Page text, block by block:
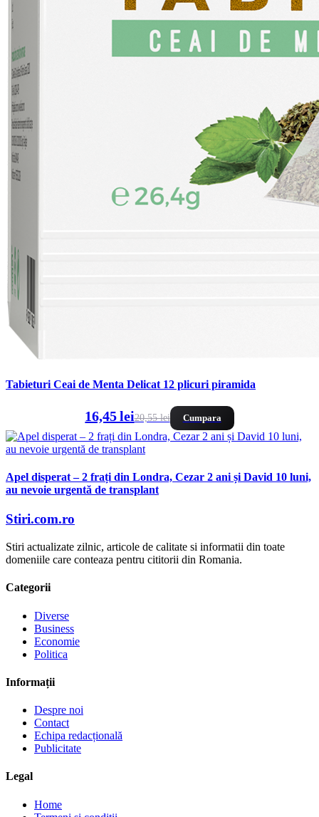
Tabieturi Ceai de Menta Delicat 12 plicuri piramida
16,45 lei20,55 lei Cumpara
Apel disperat – 2 frați din Londra, Cezar 2 ani și David 10 luni,
au nevoie urgentă de transplant
Stiri.com.ro
Stiri actualizate zilnic, articole de calitate si informatii din toate
domeniile care conteaza pentru cititorii din Romania.
Categorii
Diverse
Business
Economie
Politica
Informații
Despre noi
Contact
Echipa redacțională
Publicitate
Legal
Home